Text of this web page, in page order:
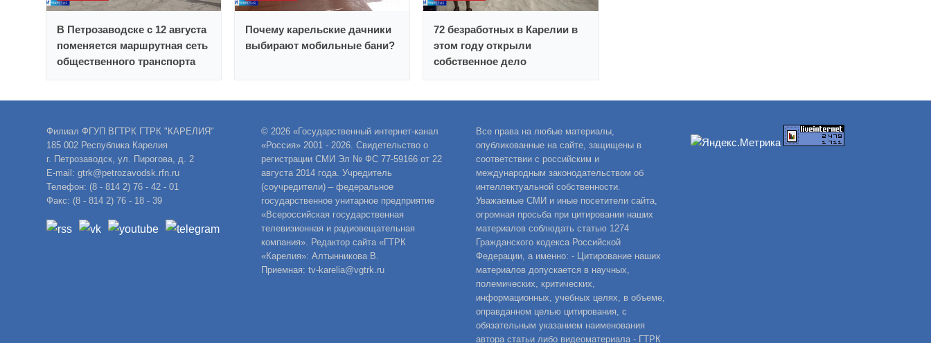
В Петрозаводске с 12 августа
поменяется маршрутная сеть
общественного транспорта
Почему карельские дачники
выбирают мобильные бани?
72 безработных в Карелии в
этом году открыли
собственное дело
Филиал ФГУП ВГТРК ГТРК "КАРЕЛИЯ"
185 002 Республика Карелия
г. Петрозаводск, ул. Пирогова, д. 2
E-mail: gtrk@petrozavodsk.rfn.ru
Телефон: (8 - 814 2) 76 - 42 - 01
Факс: (8 - 814 2) 76 - 18 - 39
© 2026 «Государственный интернет-канал
«Россия» 2001 - 2026. Свидетельство о
регистрации СМИ Эл № ФС 77-59166 от 22
августа 2014 года. Учредитель
(соучредители) – федеральное
государственное унитарное предприятие
«Всероссийская государственная
телевизионная и радиовещательная
компания». Редактор сайта «ГТРК
«Карелия»: Алтынникова В.
Приемная: tv-karelia@vgtrk.ru
Все права на любые материалы,
опубликованные на сайте, защищены в
соответствии с российским и
международным законодательством об
интеллектуальной собственности.
Уважаемые СМИ и иные посетители сайта,
огромная просьба при цитировании наших
материалов соблюдать статью 1274
Гражданского кодекса Российской
Федерации, а именно: - Цитирование наших
материалов допускается в научных,
полемических, критических,
информационных, учебных целях, в объеме,
оправданном целью цитирования, с
обязательным указанием наименования
автора статьи либо видеоматериала - ГТРК